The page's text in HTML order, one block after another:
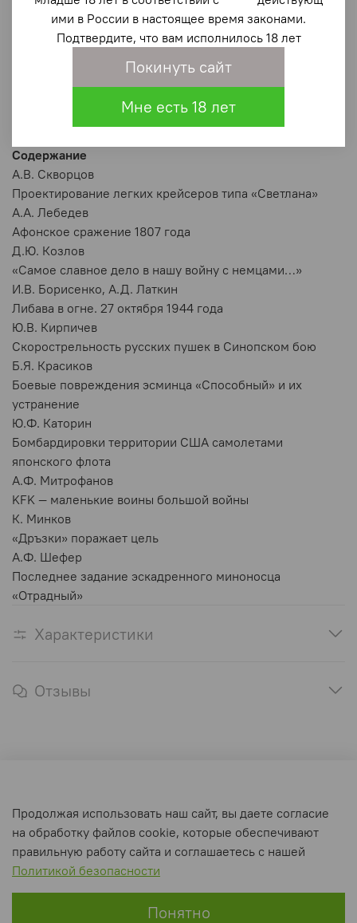
Содержание
А.В. Скворцов
Проектирование легких крейсеров типа «Светлана»
А.А. Лебедев
Афонское сражение 1807 года
Д.Ю. Козлов
«Самое славное дело в нашу войну с немцами…»
И.В. Борисенко, А.Д. Латкин
Либава в огне. 27 октября 1944 года
Ю.В. Кирпичев
Скорострельность русских пушек в Синопском бою
Б.Я. Красиков
Боевые повреждения эсминца «Способный» и их
устранение
Ю.Ф. Каторин
Бомбардировки территории США самолетами
японского флота
А.Ф. Митрофанов
KFK — маленькие воины большой войны
К. Минков
«Дръзки» поражает цель
А.Ф. Шефер
Последнее задание эскадренного миноносца
«Отрадный»
Характеристики
Отзывы
Пользовательское соглашение
Условия обмена и возврата
Интернет-магазин создан на inSales
Продолжая использовать наш сайт, вы даете согласие
на обработку файлов cookie, которые обеспечивают
правильную работу сайта и соглашаетесь с нашей
Политикой безопасности
Понятно
ими в России в настоящее время законами.
Подтвердите, что вам исполнилось 18 лет
Покинуть сайт
Мне есть 18 лет